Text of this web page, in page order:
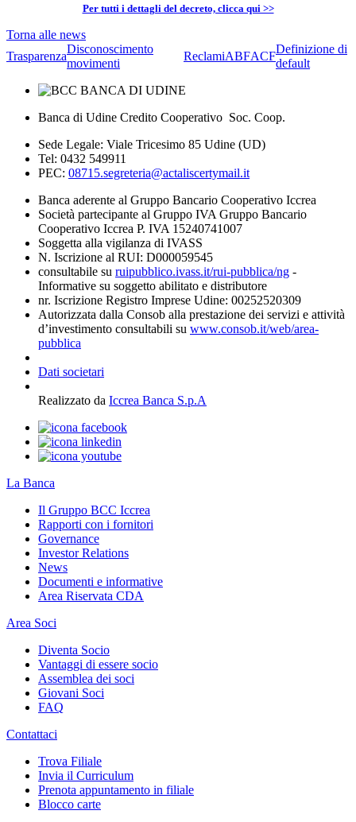
Per tutti i dettagli del decreto, clicca qui >>
Torna alle news
Trasparenza
Disconoscimento
movimenti
ReclamiABFACF
Definizione di
default
Banca di Udine Credito Cooperativo Soc. Coop.
Sede Legale: Viale Tricesimo 85 Udine (UD)
Tel: 0432 549911
PEC: 08715.segreteria@actaliscertymail.it
Banca aderente al Gruppo Bancario Cooperativo Iccrea
Società partecipante al Gruppo IVA Gruppo Bancario
Cooperativo Iccrea P. IVA 15240741007
Soggetta alla vigilanza di IVASS
N. Iscrizione al RUI: D000059545
consultabile su ruipubblico.ivass.it/rui-pubblica/ng -
Informative su soggetto abilitato e distributore
nr. Iscrizione Registro Imprese Udine: 00252520309
Autorizzata dalla Consob alla prestazione dei servizi e attività
d’investimento consultabili su www.consob.it/web/area-
pubblica
Dati societari
Realizzato da Iccrea Banca S.p.A
La Banca
Il Gruppo BCC Iccrea
Rapporti con i fornitori
Governance
Investor Relations
News
Documenti e informative
Area Riservata CDA
Area Soci
Diventa Socio
Vantaggi di essere socio
Assemblea dei soci
Giovani Soci
FAQ
Contattaci
Trova Filiale
Invia il Curriculum
Prenota appuntamento in filiale
Blocco carte